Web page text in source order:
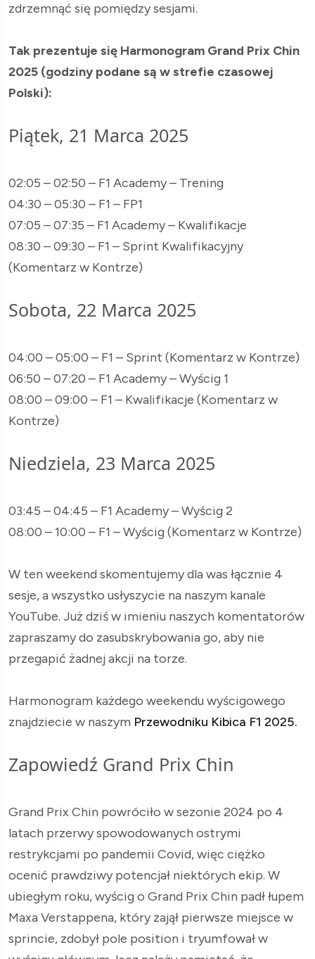
zdrzemnąć się pomiędzy sesjami.
Tak prezentuje się Harmonogram Grand Prix Chin
2025 (godziny podane są w strefie czasowej
Polski):
Piątek, 21 Marca 2025
02:05 – 02:50 – F1 Academy – Trening
04:30 – 05:30 – F1 – FP1
07:05 – 07:35 – F1 Academy – Kwalifikacje
08:30 – 09:30 – F1 – Sprint Kwalifikacyjny
(Komentarz w Kontrze)
Sobota, 22 Marca 2025
04:00 – 05:00 – F1 – Sprint (Komentarz w Kontrze)
06:50 – 07:20 – F1 Academy – Wyścig 1
08:00 – 09:00 – F1 – Kwalifikacje (Komentarz w
Kontrze)
Niedziela, 23 Marca 2025
03:45 – 04:45 – F1 Academy – Wyścig 2
08:00 – 10:00 – F1 – Wyścig (Komentarz w Kontrze)
W ten weekend skomentujemy dla was łącznie 4
sesje, a wszystko usłyszycie na naszym kanale
YouTube. Już dziś w imieniu naszych komentatorów
zapraszamy do zasubskrybowania go, aby nie
przegapić żadnej akcji na torze.
Harmonogram każdego weekendu wyścigowego
znajdziecie w naszym Przewodniku Kibica F1 2025.
Zapowiedź Grand Prix Chin
Grand Prix Chin powróciło w sezonie 2024 po 4
latach przerwy spowodowanych ostrymi
restrykcjami po pandemii Covid, więc ciężko
ocenić prawdziwy potencjał niektórych ekip. W
ubiegłym roku, wyścig o Grand Prix Chin padł łupem
Maxa Verstappena, który zajął pierwsze miejsce w
sprincie, zdobył pole position i tryumfował w